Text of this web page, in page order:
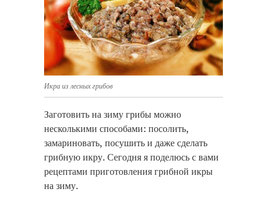
Икра из лесных грибов
Заготовить на зиму грибы можно
несколькими способами: посолить,
замариновать, посушить и даже сделать
грибную икру.Сегодня я поделюсь с вами
рецептами приготовления грибной икры
на зиму.